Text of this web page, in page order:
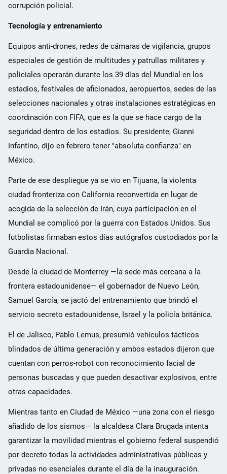
corrupción policial.
Tecnología y entrenamiento
Equipos anti-drones, redes de cámaras de vigilancia, grupos
especiales de gestión de multitudes y patrullas militares y
policiales operarán durante los 39 días del Mundial en los
estadios, festivales de aficionados, aeropuertos, sedes de las
selecciones nacionales y otras instalaciones estratégicas en
coordinación con FIFA, que es la que se hace cargo de la
seguridad dentro de los estadios. Su presidente, Gianni
Infantino, dijo en febrero tener "absoluta confianza" en
México.
Parte de ese despliegue ya se vio en Tijuana, la violenta
ciudad fronteriza con California reconvertida en lugar de
acogida de la selección de Irán, cuya participación en el
Mundial se complicó por la guerra con Estados Unidos. Sus
futbolistas firmaban estos días autógrafos custodiados por la
Guardia Nacional.
Desde la ciudad de Monterrey —la sede más cercana a la
frontera estadounidense— el gobernador de Nuevo León,
Samuel García, se jactó del entrenamiento que brindó el
servicio secreto estadounidense, Israel y la policía británica.
El de Jalisco, Pablo Lemus, presumió vehículos tácticos
blindados de última generación y ambos estados dijeron que
cuentan con perros-robot con reconocimiento facial de
personas buscadas y que pueden desactivar explosivos, entre
otras capacidades.
Mientras tanto en Ciudad de México —una zona con el riesgo
añadido de los sismos— la alcaldesa Clara Brugada intenta
garantizar la movilidad mientras el gobierno federal suspendió
por decreto todas la actividades administrativas públicas y
privadas no esenciales durante el día de la inauguración.